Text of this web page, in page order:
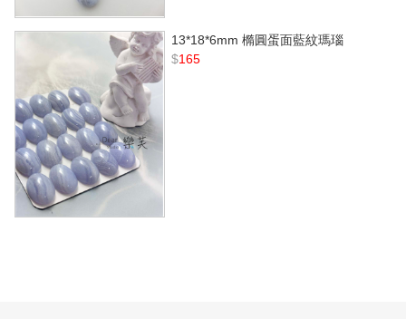
13*18*6mm 橢圓蛋面藍紋瑪瑙
$165